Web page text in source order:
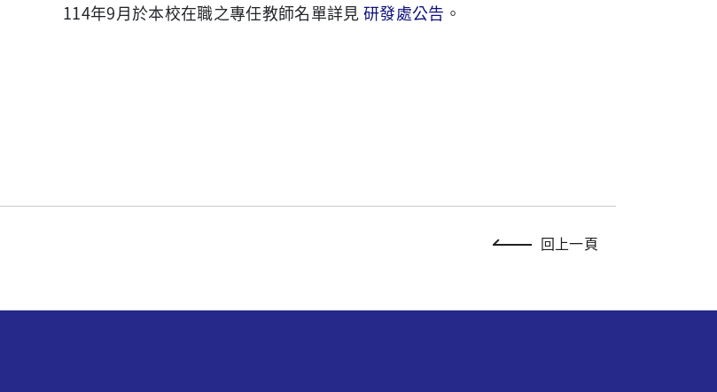
114年9月於本校在職之專任教師名單詳見研發處公告 。
回上一頁